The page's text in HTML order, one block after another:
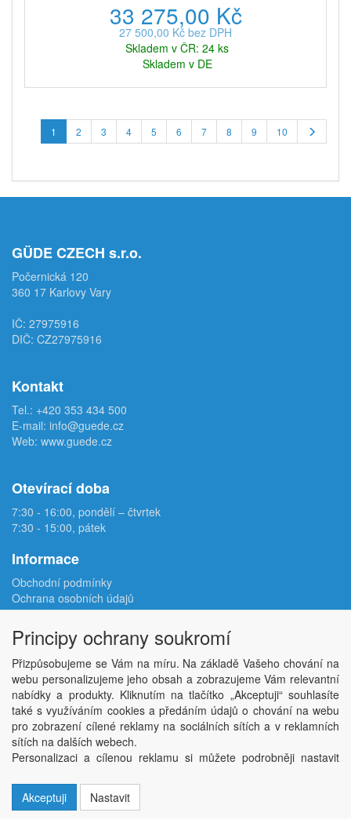
33 275,00 Kč
27 500,00 Kč bez DPH
Skladem v ČR: 24 ks
Skladem v DE
1 2 3 4 5 6 7 8 9 10
GÜDE CZECH s.r.o.
Počernická 120
360 17 Karlovy Vary
IČ: 27975916
DIČ: CZ27975916
Kontakt
Tel.: +420 353 434 500
E-mail: info@guede.cz
Web: www.guede.cz
Otevírací doba
7:30 - 16:00, pondělí – čtvrtek
7:30 - 15:00, pátek
Informace
Obchodní podmínky
Ochrana osobních údajů
Reklamační protokol
Odstoupení od smlouvy
Podmínky užití e-shopu
Doprava
Velkoobchod
Kontakt
Nastavení soukromí
Copyright © ABRA Software a.s. 2026,
Principy ochrany soukromí
Přizpůsobujeme se Vám na míru. Na základě Vašeho chování na
webu personalizujeme jeho obsah a zobrazujeme Vám relevantní
nabídky a produkty. Kliknutím na tlačítko „Akceptuji“ souhlasíte
také s využíváním cookies a předáním údajů o chování na webu
pro zobrazení cílené reklamy na sociálních sítích a v reklamních
sítích na dalších webech.
Personalizaci a cílenou reklamu si můžete podrobněji nastavit
Akceptuji
Nastavit